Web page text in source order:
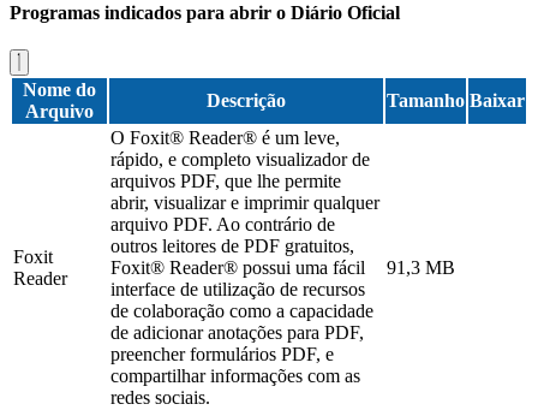
Programas indicados para abrir o Diário Oficial
Nome do
Arquivo
Descrição Tamanho Baixar
Foxit
Reader
O Foxit® Reader® é um leve,
rápido, e completo visualizador de
arquivos PDF, que lhe permite
abrir, visualizar e imprimir qualquer
arquivo PDF. Ao contrário de
outros leitores de PDF gratuitos,
Foxit® Reader® possui uma fácil
interface de utilização de recursos
de colaboração como a capacidade
de adicionar anotações para PDF,
preencher formulários PDF, e
compartilhar informações com as
redes sociais.
91,3 MB